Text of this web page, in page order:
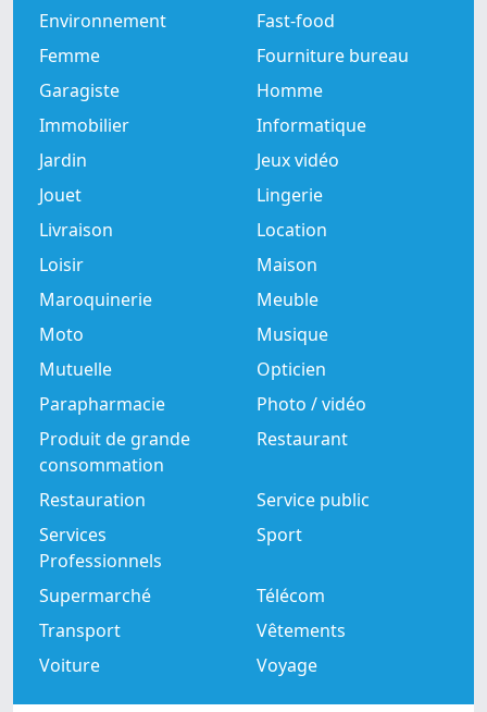
Environnement
Fast-food
Femme
Fourniture bureau
Garagiste
Homme
Immobilier
Informatique
Jardin
Jeux vidéo
Jouet
Lingerie
Livraison
Location
Loisir
Maison
Maroquinerie
Meuble
Moto
Musique
Mutuelle
Opticien
Parapharmacie
Photo / vidéo
Produit de grande
consommation
Restaurant
Restauration
Service public
Services
Professionnels
Sport
Supermarché
Télécom
Transport
Vêtements
Voiture
Voyage